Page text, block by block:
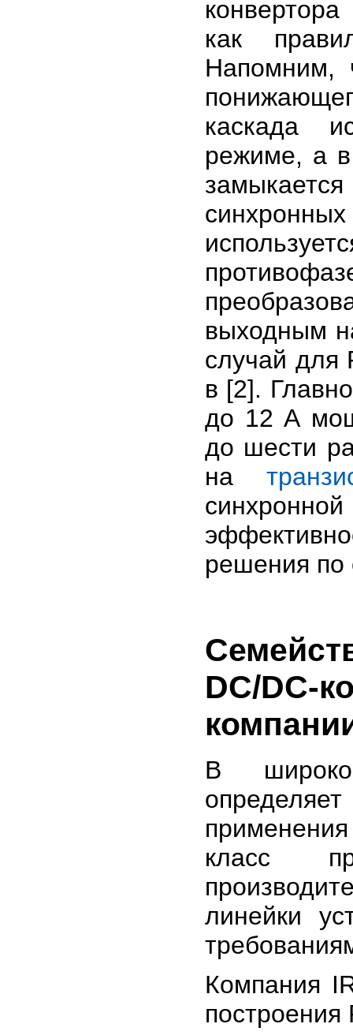
как
Напомним,
каскада
режиме, а
выходным
случай для
в [2].
до 12 А
до шести
на
решения по
DC/DC-
В
класс
линейки
Компания
построения